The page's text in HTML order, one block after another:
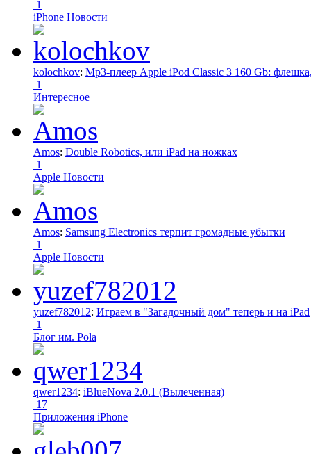
1
iPhone Новости
kolochkov: Mp3-плеер Apple iPod Classic 3 160 Gb:
1
Интересное
Amos: Double Robotics, или iPad на ножках
1
Apple Новости
Amos: Samsung Electronics терпит громадные убытки
1
Apple Новости
yuzef782012: Играем в "Загадочный дом" теперь и на iPad
1
Блог им. Pola
qwer1234: iBlueNova 2.0.1 (Вылеченная)
17
Приложения iPhone